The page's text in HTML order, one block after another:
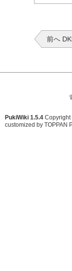
前へ
PukiWiki 1.5.4
customized by TOPPAN